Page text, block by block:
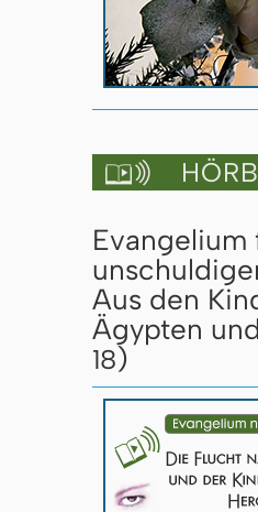

Evangelium
Aus den
Ägypten
18)